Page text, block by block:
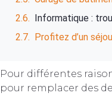
Informatique :
Profitez d’un
Pour différentes
pour remplacer des